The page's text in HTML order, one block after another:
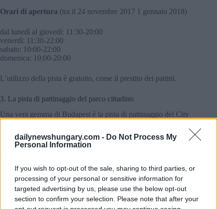
dailynewshungary.com - Do Not Process My
Personal Information
If you wish to opt-out of the sale, sharing to third parties, or
processing of your personal or sensitive information for
targeted advertising by us, please use the below opt-out
section to confirm your selection. Please note that after your
Orari di apertura (tra il 24 novembre 2017 1 gennaio 2018)
dal lunedì al giovedì: 11:30-20:00
venerdì: 11:30-22:00
sabato: 10:00-22:00
domenica: 10:00-20:00
L’utilizzo della pista è gratuito, come il prestito dei pattini.
3. La pista di pattinaggio del parco cittadino
Una vera gemma di Budapest è la pista di pattinaggio del City
Park proprio accanto al lago del City Park e al castello di
invernali e delle uscite, la storia della pista risale al 1870
quando fu aperta, anche se 4 anni dopo, fu demolita in un
base dei piani di Ödön Lechner.